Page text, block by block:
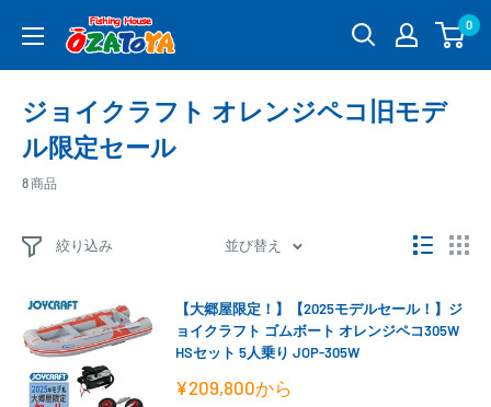
釣
具
販
OZATOYA
0
ジョイクラフト オレンジペコ旧モデ
ル限定セール
8 商品
絞り込み 並び替え
【大郷屋限定！】【2025モデルセール！】ジ
ョイクラフト ゴムボート オレンジペコ305W
HSセット 5人乗り JOP-305W
販
¥209,800から